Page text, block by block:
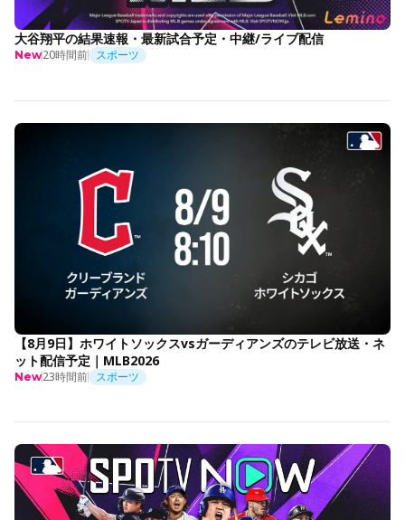
大谷翔平の結果速報・最新試合予定・中継/ライブ配信
New20時間前 スポーツ
【8月9日】ホワイトソックスvsガーディアンズのテレビ放送・ネ
ット配信予定｜MLB2026
New23時間前 スポーツ